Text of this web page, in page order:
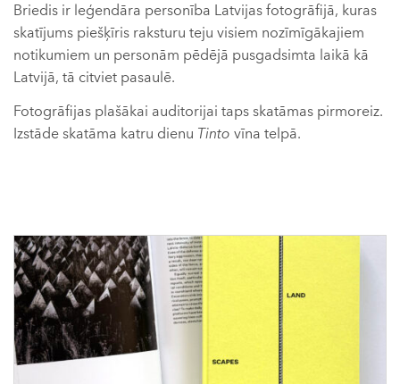
Briedis ir leģendāra personība Latvijas fotogrāfijā, kuras
skatījums piešķīris raksturu teju visiem nozīmīgākajiem
notikumiem un personām pēdējā pusgadsimta laikā kā
Latvijā, tā citviet pasaulē.
Fotogrāfijas plašākai auditorijai taps skatāmas pirmoreiz.
Izstāde skatāma katru dienu Tinto vīna telpā.